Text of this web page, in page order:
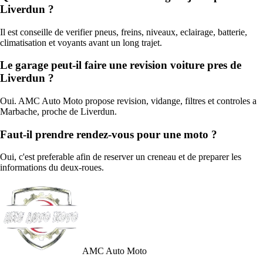
Liverdun ?
Il est conseille de verifier pneus, freins, niveaux, eclairage, batterie,
climatisation et voyants avant un long trajet.
Le garage peut-il faire une revision voiture pres de
Liverdun ?
Oui. AMC Auto Moto propose revision, vidange, filtres et controles a
Marbache, proche de Liverdun.
Faut-il prendre rendez-vous pour une moto ?
Oui, c'est preferable afin de reserver un creneau et de preparer les
informations du deux-roues.
AMC Auto Moto